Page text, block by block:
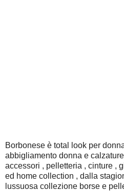
Borbonese è total look per
abbigliamento donna e
accessori , pelletteria , cinture ,
ed home collection , dalla
lussuosa collezione borse e